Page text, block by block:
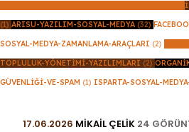
(1) ARISU-YAZILIM-SOSYAL-MEDYA (32)
SOSYAL-MEDYA-ZAMANLAMA-ARAÇLARI (2)
TOPLULUK-YÖNETIMI-YAZILIMLARI (2)
GÜVENLIĞI-VE-SPAM (1) ISPARTA-SOSYAL-
17.06.2026 MIKAIL ÇELIK 24